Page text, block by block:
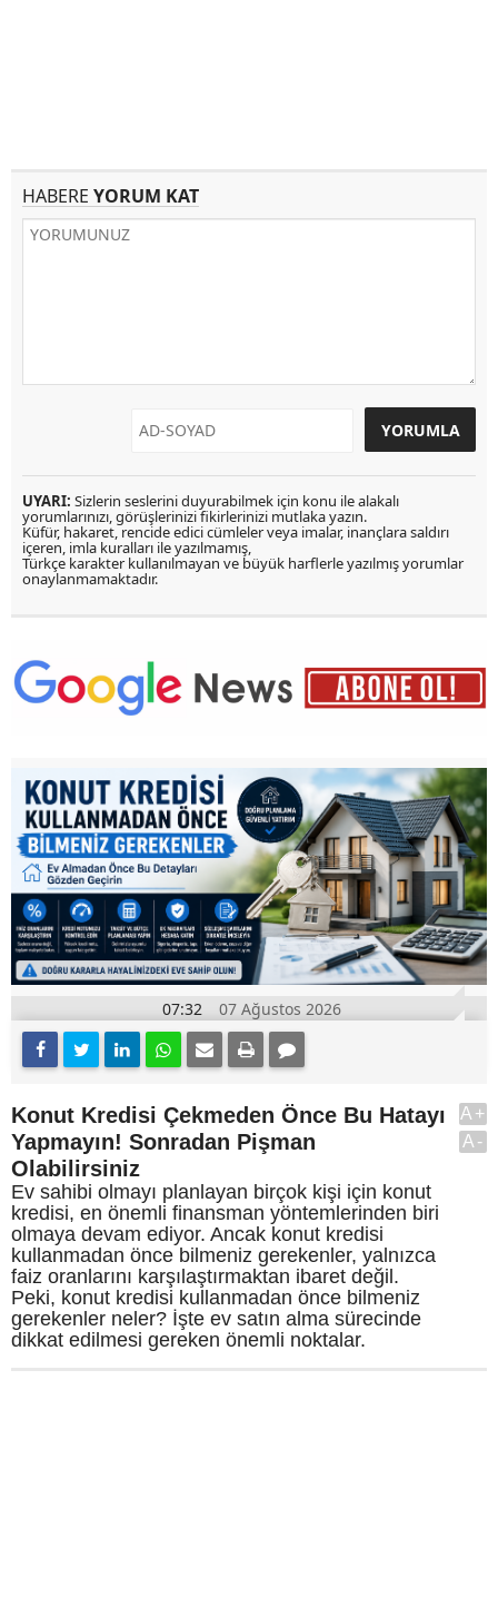
HABERE YORUM KAT
UYARI: Sizlerin seslerini duyurabilmek için konu ile alakalı
yorumlarınızı, görüşlerinizi fikirlerinizi mutlaka yazın.
Küfür, hakaret, rencide edici cümleler veya imalar, inançlara saldırı
içeren, imla kuralları ile yazılmamış,
Türkçe karakter kullanılmayan ve büyük harflerle yazılmış yorumlar
onaylanmamaktadır.
07:32 07 Ağustos 2026
Konut Kredisi Çekmeden Önce Bu Hatayı
Yapmayın! Sonradan Pişman
Olabilirsiniz
Ev sahibi olmayı planlayan birçok kişi için konut
kredisi, en önemli finansman yöntemlerinden biri
olmaya devam ediyor. Ancak konut kredisi
kullanmadan önce bilmeniz gerekenler, yalnızca
faiz oranlarını karşılaştırmaktan ibaret değil.
Peki, konut kredisi kullanmadan önce bilmeniz
gerekenler neler? İşte ev satın alma sürecinde
dikkat edilmesi gereken önemli noktalar.
A+
A-